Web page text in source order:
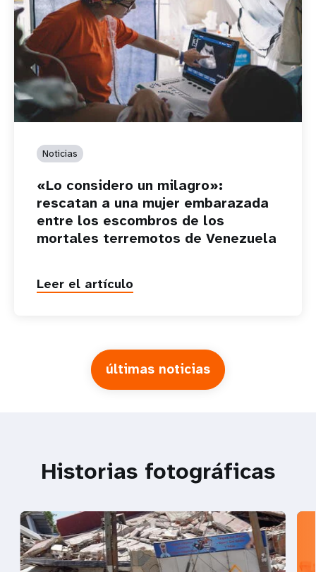
Noticias
«Lo considero un milagro»:
rescatan a una mujer embarazada
entre los escombros de los
mortales terremotos de Venezuela
Leer el artículo
últimas noticias
Historias fotográficas